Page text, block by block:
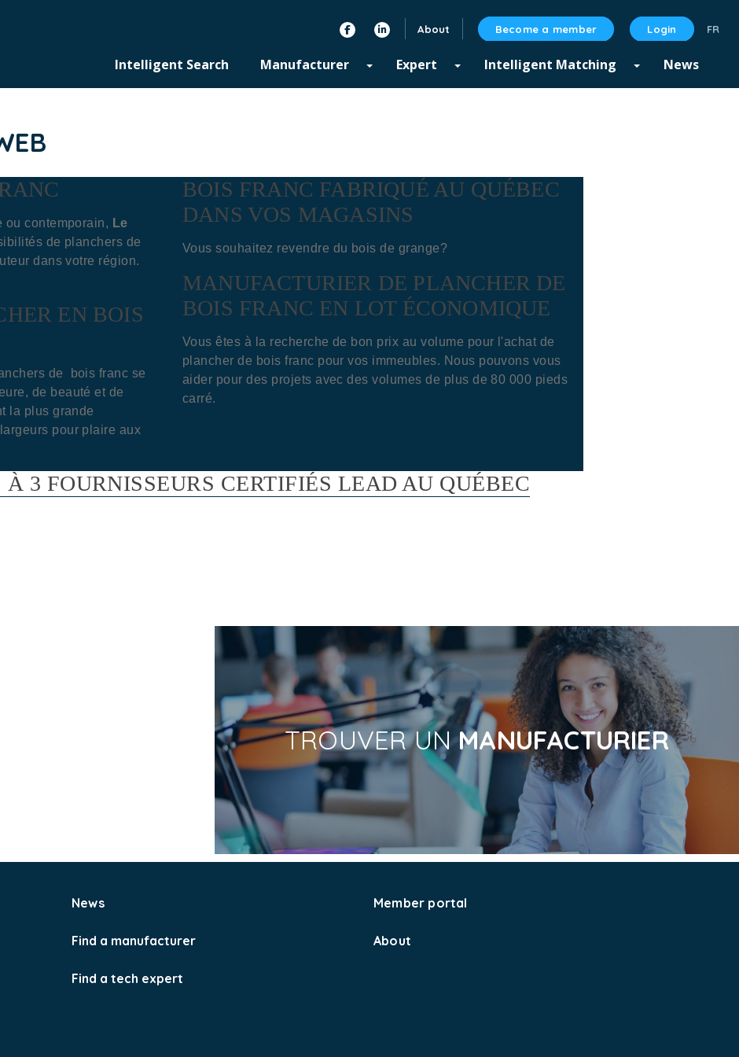
facebooklinkedin About Become a member Login
Intelligent Search Manufacturer Expert Intelligent Matching News
ou contemporain, Le
de planchers de
dans votre région.
EN BOIS
de bois franc se
de beauté et de
la plus grande
pour plaire aux
BOIS FRANC FABRIQUÉ AU QUÉBEC
DANS VOS MAGASINS
Vous souhaitez revendre du bois de grange?
MANUFACTURIER DE PLANCHER DE
BOIS FRANC EN LOT ÉCONOMIQUE
Vous êtes à la recherche de bon prix au volume pour l'achat de
plancher de bois franc pour vos immeubles. Nous pouvons vous
aider pour des projets avec des volumes de plus de 80 000 pieds
carré.
3 FOURNISSEURS CERTIFIÉS LEAD AU QUÉBEC
TROUVER UNMANUFACTURIER
News
Find a manufacturer
Find a tech expert
Member portal
About